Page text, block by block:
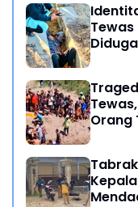
Orang